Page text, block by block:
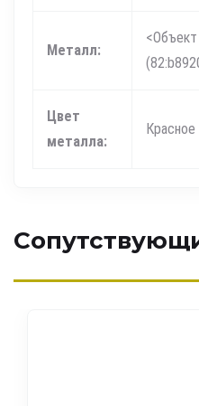
Металл:
Цвет
металла:
Красное